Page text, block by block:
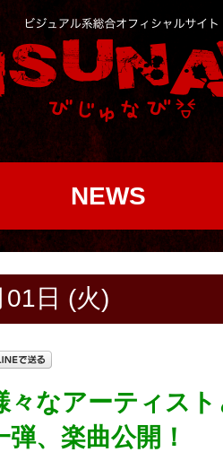
NEWS
日 (火)
々なアーティス
、楽曲公開！